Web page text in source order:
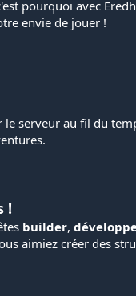
pourquoi avec
envie de jouer !
le serveur au fil du
!
builder,
aimiez créer des